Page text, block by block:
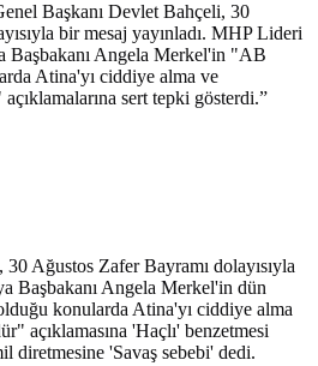
Başkanı Devlet Bahçeli, 30
bir mesaj yayınladı. MHP Lideri
Başbakanı Angela Merkel'in "AB
Atina'yı ciddiye alma ve
sert tepki gösterdi.”
Ağustos Zafer Bayramı dolayısıyla
Başbakanı Angela Merkel'in dün
konularda Atina'yı ciddiye alma
açıklamasına 'Haçlı' benzetmesi
diretmesine 'Savaş sebebi' dedi.